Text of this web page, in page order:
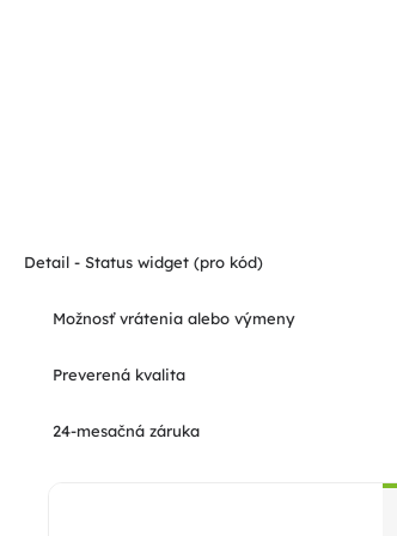
Detail - Status widget (pro kód)
Možnosť vrátenia alebo výmeny
Preverená kvalita
24-mesačná záruka